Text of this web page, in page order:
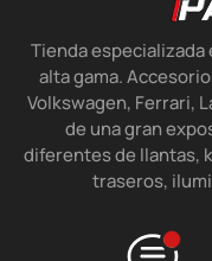
Tienda
alta gama.
Volkswagen, Ferrari,
de una gran
diferentes de llantas,
traseros,